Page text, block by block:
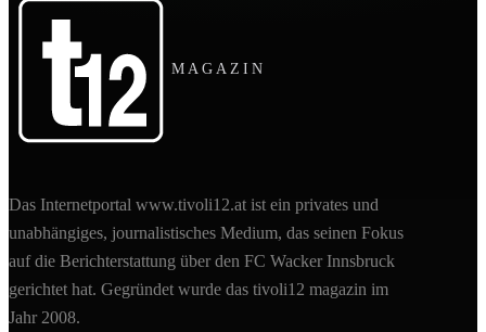
MAGAZIN
Das Internetportal www.tivoli12.at ist ein privates und
unabhängiges, journalistisches Medium, das seinen Fokus
auf die Berichterstattung über den FC Wacker Innsbruck
gerichtet hat. Gegründet wurde das tivoli12 magazin im
Jahr 2008.